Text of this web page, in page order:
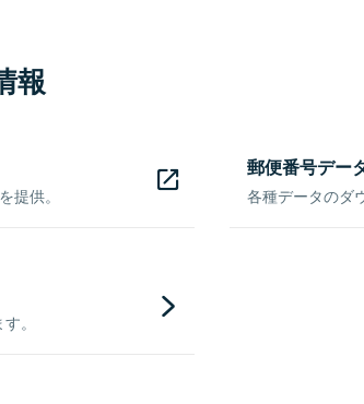
報
提供。
郵便番号デー
各種データのダ
。